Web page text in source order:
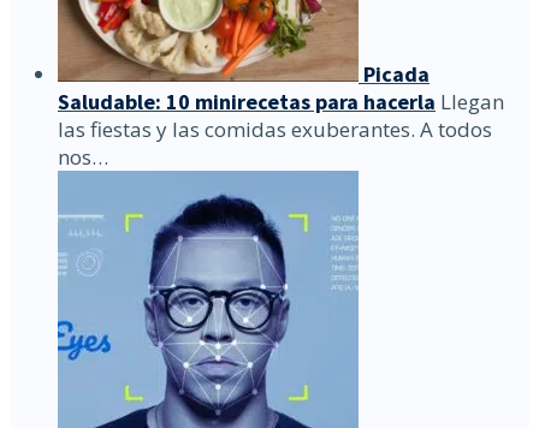
Picada
Saludable: 10 minirecetas para hacerla Llegan
las fiestas y las comidas exuberantes. A todos
nos…